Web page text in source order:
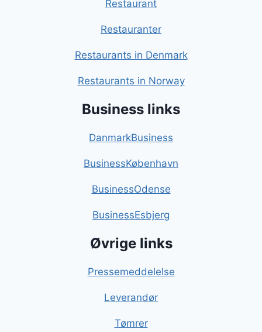
Restaurant
Restauranter
Restaurants in Denmark
Restaurants in Norway
Business links
DanmarkBusiness
BusinessKøbenhavn
BusinessOdense
BusinessEsbjerg
Øvrige links
Pressemeddelelse
Leverandør
Tømrer